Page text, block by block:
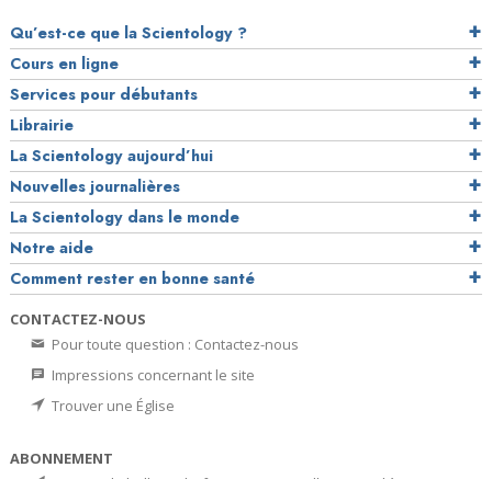
Qu’est-ce que la Scientology ?
Cours en ligne
Services pour débutants
Librairie
La Scientology aujourd’hui
Nouvelles journalières
La Scientology dans le monde
Notre aide
Comment rester en bonne santé
CONTACTEZ-NOUS
Pour toute question : Contactez-nous
Impressions concernant le site
Trouver une Église
ABONNEMENT